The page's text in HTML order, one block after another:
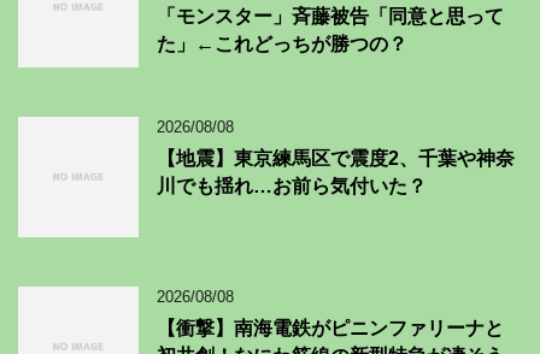
「モンスター」斉藤被告「同意と思って
た」←これどっちが勝つの？
2026/08/08
【地震】東京練馬区で震度2、千葉や神奈
川でも揺れ…お前ら気付いた？
2026/08/08
【衝撃】南海電鉄がピニンファリーナと